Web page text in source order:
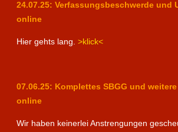
24.07.25: Verfassungsbeschwerde und
online
Hier gehts lang. >klick<
07.06.25: Komplettes SBGG und
online
Wir haben keinerlei Anstrengungen